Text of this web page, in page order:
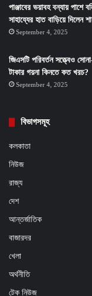
পাঞ্জাবের ভয়াবহ বন্যায় পাশে
সাহায্যের হাত বাড়িয়ে দিলেন
September 4, 2025
জিএসটি পরিবর্তন সত্ত্বেও
টাকার গয়না কিনতে কত খরচ?
September 4, 2025
বিভাগসমূহ
কলকাতা
নিউজ
রাজ্য
দেশ
আন্তর্জাতিক
বাজারদর
খেলা
অর্থনীতি
টেক নিউজ